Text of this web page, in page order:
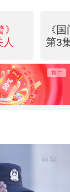
《
第3